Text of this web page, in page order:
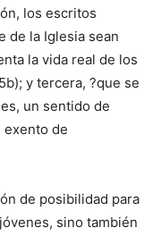
los escritos
de la Iglesia sean
la vida real de los
y tercera, ?que se
un sentido de
exento de
de posibilidad para
sino también